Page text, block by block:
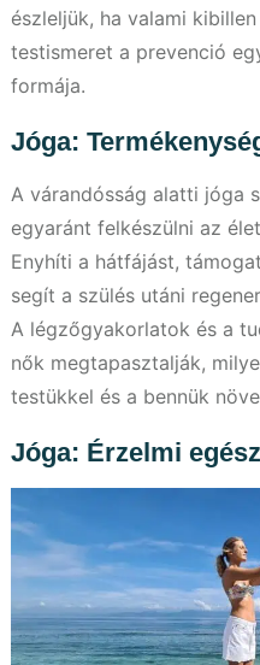
észleljük, ha valami
testismeret a prevenció
formája.
Jóga:
A várandósság alatti jóga
egyaránt felkészülni az
Enyhíti a hátfájást,
segít a szülés utáni
A légzőgyakorlatok és a
nők megtapasztalják,
testükkel és a bennük
Jóga: Érzelmi